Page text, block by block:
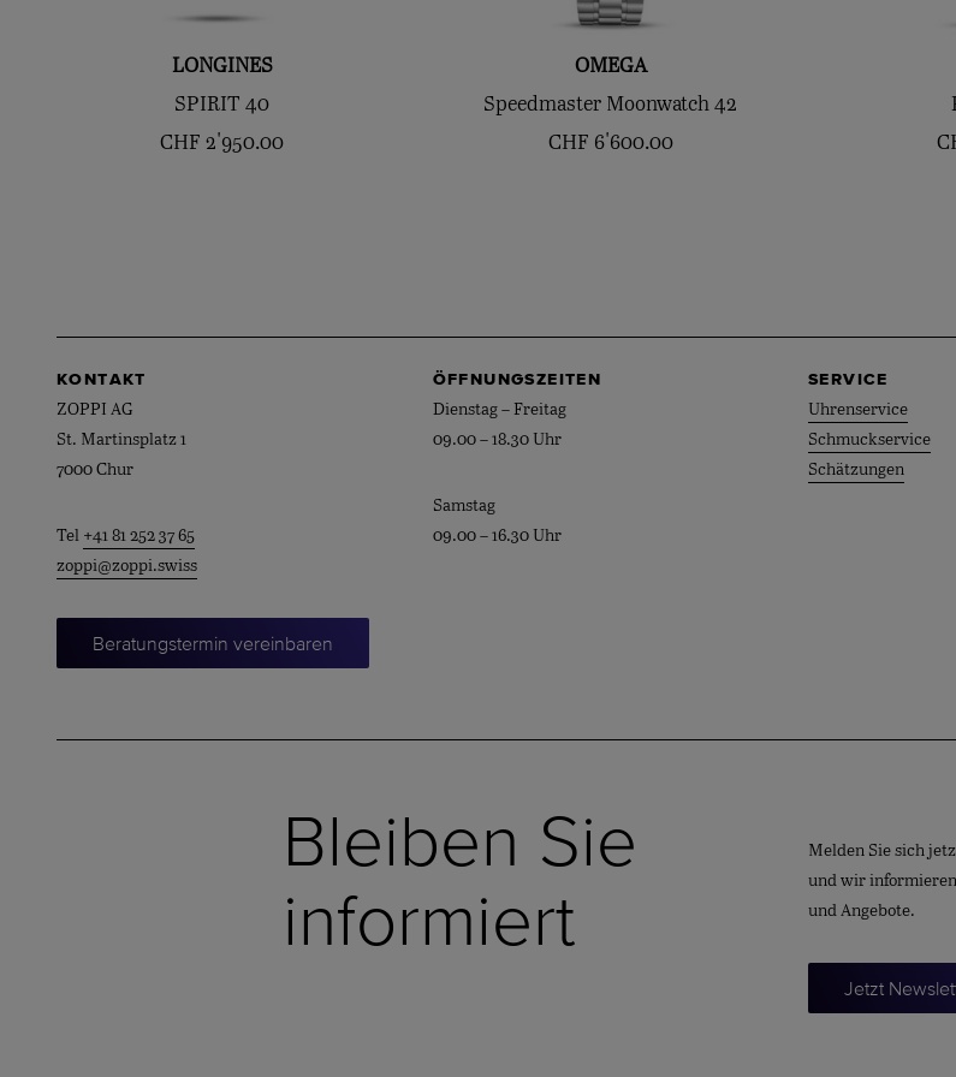
LONGINES
SPIRIT 40
CHF 2'950.00
OMEGA
Speedmaster Moonwatch 42
CHF 6'600.00
KONTAKT
ZOPPI AG
St. Martinsplatz 1
7000 Chur
Tel +41 81 252 37 65
zoppi@zoppi.swiss
Beratungstermin vereinbaren
ÖFFNUNGSZEITEN
Dienstag – Freitag
09.00 – 18.30 Uhr
Samstag
09.00 – 16.30 Uhr
SERVICE
Uhrenservice
Schmuckservice
Schätzungen
Bleiben Sie
informiert
Melden Sie sich
und wir
und Angebote.
Jetzt